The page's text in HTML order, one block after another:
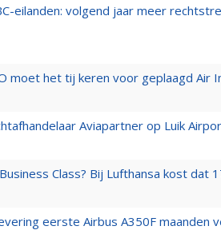
eilanden: volgend jaar meer
moet het tij keren voor geplaagd Air
Aviapartner op Luik
Class? Bij Lufthansa kost dat
eerste Airbus A350F maanden